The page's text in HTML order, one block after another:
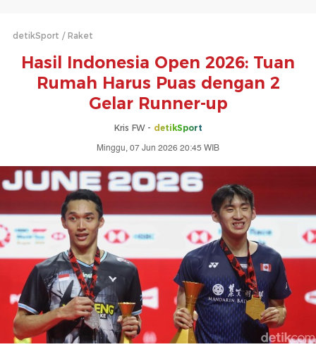
detikSport Raket
Hasil Indonesia Open 2026: Tuan
Rumah Harus Puas dengan 2
Gelar Runner-up
Kris FW - detikSport
Minggu, 07 Jun 2026 20:45 WIB